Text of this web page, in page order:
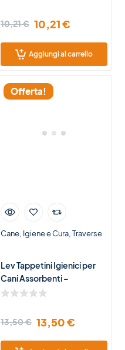
10,21€ 10,21€
Aggiungi al carrello
Offerta!
Cane Igiene e Cura Traverse
Lev Tappetini Igienici per
Cani Assorbenti –
60x90cm – 50pcs
13,50€ 13,50€